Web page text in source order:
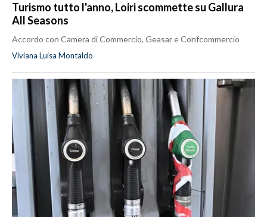
Turismo tutto l'anno, Loiri scommette su Gallura
All Seasons
Accordo con Camera di Commercio, Geasar e Confcommercio
Viviana Luisa Montaldo